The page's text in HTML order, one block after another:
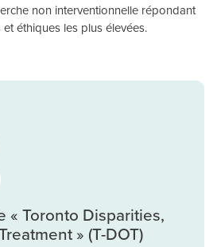
non interventionnelle répondant
éthiques les plus élevées.
« Toronto Disparities,
» (T-DOT)